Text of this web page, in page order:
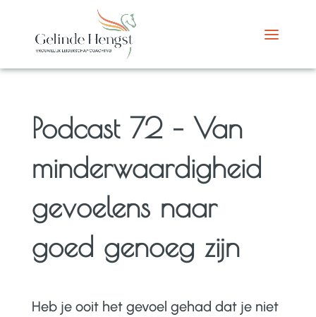
Podcast 72 – Van
minderwaardigheid
gevoelens naar
goed genoeg zijn
Heb je ooit het gevoel gehad dat je niet